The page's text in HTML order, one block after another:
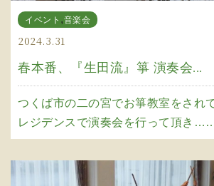
イベント ,音楽会
2024.3.31
春本番、『生田流』箏 演奏会...
つくば市の二の宮でお箏教室をされ
レジデンスで演奏会を行って頂き